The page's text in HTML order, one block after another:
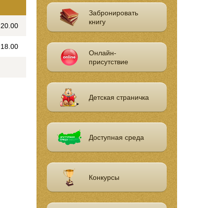
Забронировать
книгу
Онлайн-
присутствие
Детская страничка
Доступная среда
Конкурсы